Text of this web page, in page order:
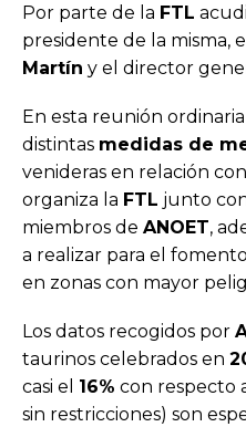
Por parte de la FTL
presidente de la misma,
Martín y el director
En esta reunión
distintas medidas de
venideras en relación
organiza la FTL junto
miembros de ANOET,
a realizar para el
en zonas con mayor
Los datos recogidos por
taurinos celebrados en
casi el 16% con respecto
sin restricciones) son